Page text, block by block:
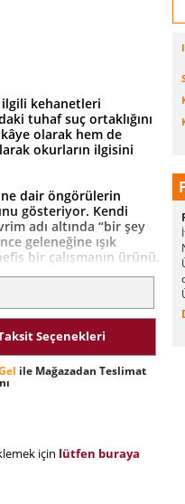
kehanetleri
tuhaf suç ortaklığını
olarak hem de
okurların ilgisini
dair öngörülerin
gösteriyor. Kendi
adı altında “bir şey
geleneğine ışık
bir çalışmanın ürünü.
ve entelektüel
kapitalizm ve
ve kriz teorisi
yazarı
ister endişeyle
Seçenekleri
ile Mağazadan Teslimat
için lütfen buraya